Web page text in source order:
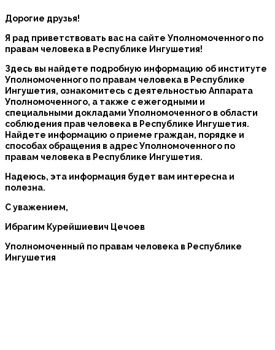
Дорогие друзья!
Я рад приветствовать вас на сайте Уполномоченного по
правам человека в Республике Ингушетия!
Здесь вы найдете подробную информацию об институте
Уполномоченного по правам человека в Республике
Ингушетия, ознакомитесь с деятельностью Аппарата
Уполномоченного, а также с ежегодными и
специальными докладами Уполномоченного в области
соблюдения прав человека в Республике Ингушетия.
Найдете информацию о приеме граждан, порядке и
способах обращения в адрес Уполномоченного по
правам человека в Республике Ингушетия.
Надеюсь, эта информация будет вам интересна и
полезна.
С уважением,
Ибрагим Курейшиевич Цечоев
Уполномоченный по правам человека в Республике
Ингушетия